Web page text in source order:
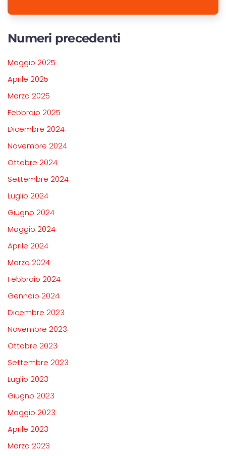
Numeri precedenti
Maggio 2025
Aprile 2025
Marzo 2025
Febbraio 2025
Dicembre 2024
Novembre 2024
Ottobre 2024
Settembre 2024
Luglio 2024
Giugno 2024
Maggio 2024
Aprile 2024
Marzo 2024
Febbraio 2024
Gennaio 2024
Dicembre 2023
Novembre 2023
Ottobre 2023
Settembre 2023
Luglio 2023
Giugno 2023
Maggio 2023
Aprile 2023
Marzo 2023